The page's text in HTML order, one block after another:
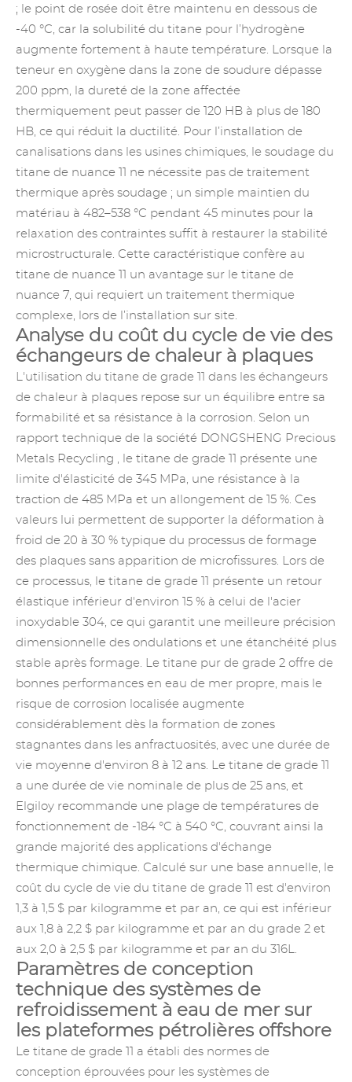
; le point de rosée doit être maintenu en dessous de
-40 °C, car la solubilité du titane pour l’hydrogène
augmente fortement à haute température. Lorsque la
teneur en oxygène dans la zone de soudure dépasse
200 ppm, la dureté de la zone affectée
thermiquement peut passer de 120 HB à plus de 180
HB, ce qui réduit la ductilité. Pour l’installation de
canalisations dans les usines chimiques, le soudage du
titane de nuance 11 ne nécessite pas de traitement
thermique après soudage ; un simple maintien du
matériau à 482–538 °C pendant 45 minutes pour la
relaxation des contraintes suffit à restaurer la stabilité
microstructurale. Cette caractéristique confère au
titane de nuance 11 un avantage sur le titane de
nuance 7, qui requiert un traitement thermique
complexe, lors de l’installation sur site.
Analyse du coût du cycle de vie des
échangeurs de chaleur à plaques
L'utilisation du titane de grade 11 dans les échangeurs
de chaleur à plaques repose sur un équilibre entre sa
formabilité et sa résistance à la corrosion. Selon un
rapport technique de la société DONGSHENG Precious
Metals Recycling , le titane de grade 11 présente une
limite d'élasticité de 345 MPa, une résistance à la
traction de 485 MPa et un allongement de 15 %. Ces
valeurs lui permettent de supporter la déformation à
froid de 20 à 30 % typique du processus de formage
des plaques sans apparition de microfissures. Lors de
ce processus, le titane de grade 11 présente un retour
élastique inférieur d'environ 15 % à celui de l'acier
inoxydable 304, ce qui garantit une meilleure précision
dimensionnelle des ondulations et une étanchéité plus
stable après formage. Le titane pur de grade 2 offre de
bonnes performances en eau de mer propre, mais le
risque de corrosion localisée augmente
considérablement dès la formation de zones
stagnantes dans les anfractuosités, avec une durée de
vie moyenne d'environ 8 à 12 ans. Le titane de grade 11
a une durée de vie nominale de plus de 25 ans, et
Elgiloy recommande une plage de températures de
fonctionnement de -184 °C à 540 °C, couvrant ainsi la
grande majorité des applications d'échange
thermique chimique. Calculé sur une base annuelle, le
coût du cycle de vie du titane de grade 11 est d'environ
1,3 à 1,5 $ par kilogramme et par an, ce qui est inférieur
aux 1,8 à 2,2 $ par kilogramme et par an du grade 2 et
aux 2,0 à 2,5 $ par kilogramme et par an du 316L.
Paramètres de conception
technique des systèmes de
refroidissement à eau de mer sur
les plateformes pétrolières offshore
Le titane de grade 11 a établi des normes de
conception éprouvées pour les systèmes de